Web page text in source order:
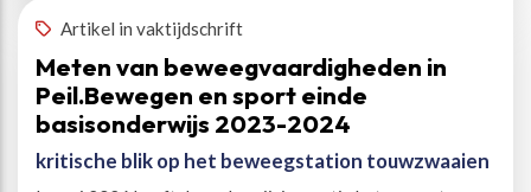
Artikel in vaktijdschrift
Meten van beweegvaardigheden in
Peil.Bewegen en sport einde
basisonderwijs 2023-2024
kritische blik op het beweegstation touwzwaaien